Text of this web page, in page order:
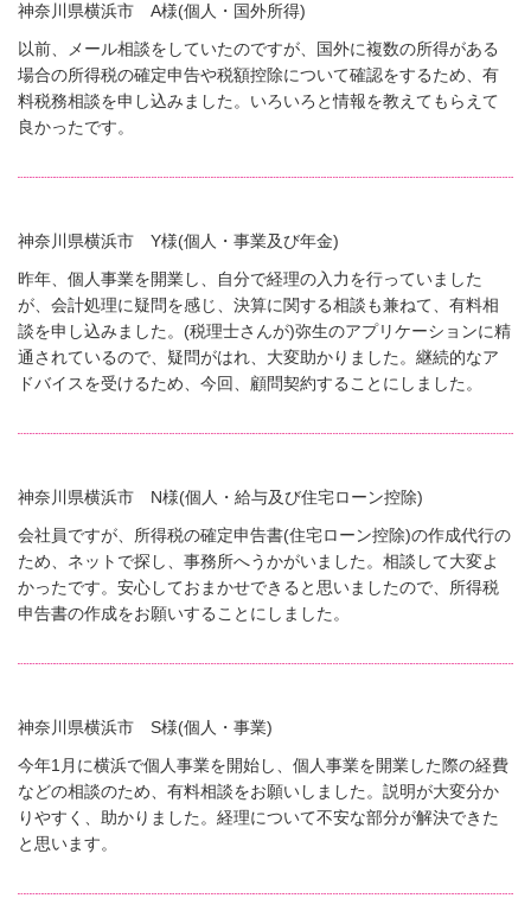
神奈川県横浜市 A様(個人・国外所得)
以前、メール相談をしていたのですが、国外に複数の所得がある
場合の所得税の確定申告や税額控除について確認をするため、有
料税務相談を申し込みました。いろいろと情報を教えてもらえて
良かったです。
神奈川県横浜市 Y様(個人・事業及び年金)
昨年、個人事業を開業し、自分で経理の入力を行っていました
が、会計処理に疑問を感じ、決算に関する相談も兼ねて、有料相
談を申し込みました。(税理士さんが)弥生のアプリケーションに精
通されているので、疑問がはれ、大変助かりました。継続的なア
ドバイスを受けるため、今回、顧問契約することにしました。
神奈川県横浜市 N様(個人・給与及び住宅ローン控除)
会社員ですが、所得税の確定申告書(住宅ローン控除)の作成代行の
ため、ネットで探し、事務所へうかがいました。相談して大変よ
かったです。安心しておまかせできると思いましたので、所得税
申告書の作成をお願いすることにしました。
神奈川県横浜市 S様(個人・事業)
今年1月に横浜で個人事業を開始し、個人事業を開業した際の経費
などの相談のため、有料相談をお願いしました。説明が大変分か
りやすく、助かりました。経理について不安な部分が解決できた
と思います。